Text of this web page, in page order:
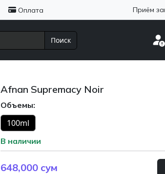
Оплата Приём
Поиск
Afnan Supremacy Noir
Объемы:
100ml
В наличии
648,000 сум